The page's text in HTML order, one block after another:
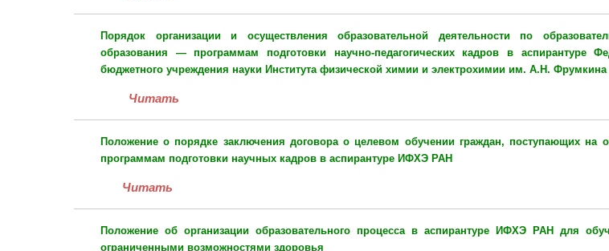
Порядок организации и осуществления образовательной деятельности по
образования — программам подготовки научно-педагогических кадров в аспирантуре
бюджетного учреждения науки Института физической химии и электрохимии им. А.Н.
Читать
Положение о порядке заключения договора о целевом обучении граждан, поступающих на
программам подготовки научных кадров в аспирантуре ИФХЭ РАН
Читать
Положение об организации образовательного процесса в аспирантуре ИФХЭ РАН для
ограниченными возможностями здоровья